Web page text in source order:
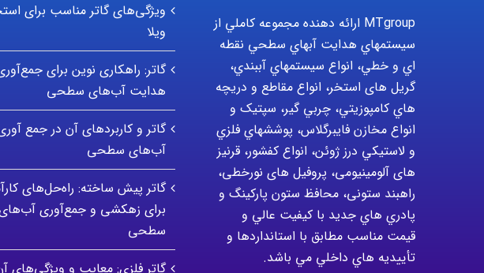
MTgroup ارائه دهنده مجموعه کاملي از
سيستمهاي هدايت آبهاي سطحي نقطه
اي و خطي، انواع سيستمهاي آببندي،
گریل های استخر، انواع مقاطع و دريچه
هاي کامپوزيتي، چربي گير، سپتيک و
انواع مخازن فايبرگلاس، پوششهاي فلزي
و لاستيکي درز ژوئن، انواع کفشور، قرنیز
های آلومینیومی، پروفیل های نورخطی،
راهبند ستونی، محافظ ستون پارکينگ و
پادري هاي جديد با کيفيت عالي و
قيمت مناسب مطابق با استانداردها و
تأييديه هاي داخلي مي باشد.
ویژگی‌های گاتر مناسب برای
ویلا
گاتر: راهکاری نوین برای
هدایت آب‌های سطحی
گاتر و کاربردهای آن در جمع
آب‌های سطحی
گاتر پیش ساخته: راه‌حل‌های
برای زهکشی و جمع‌آوری
سطحی
گاتر فلزی: معایب و ویژگی‌های